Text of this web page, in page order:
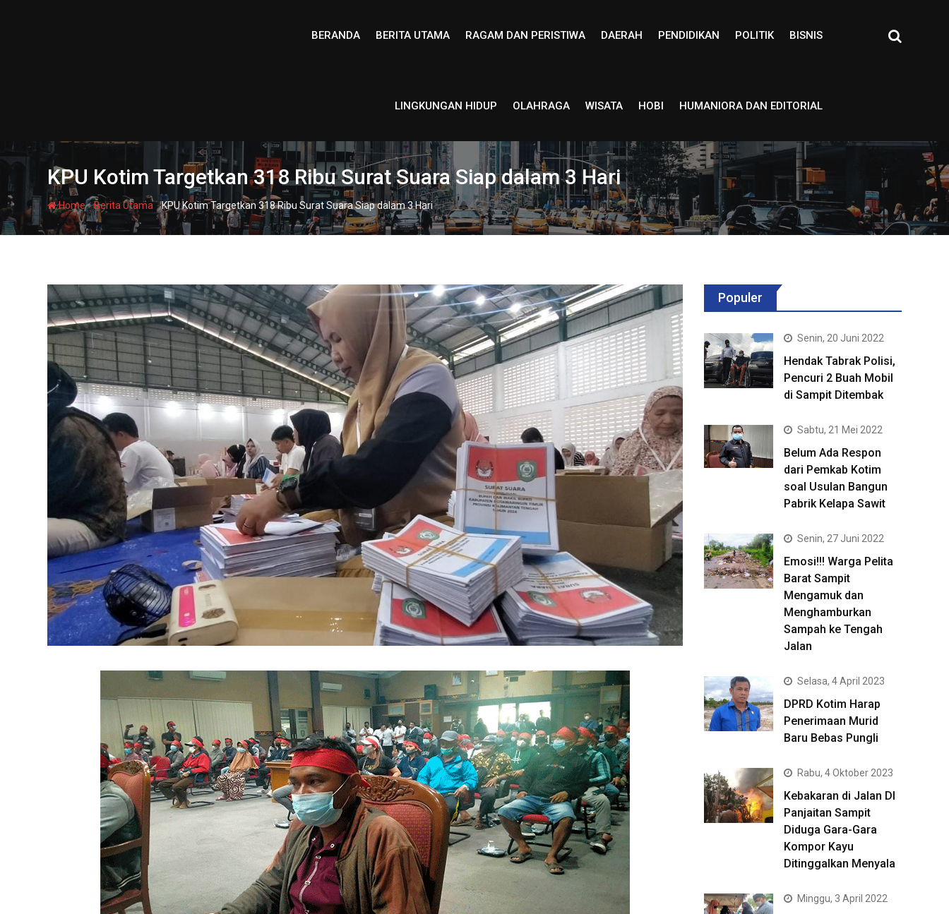
BERANDA BERITA UTAMA RAGAM DAN PERISTIWA DAERAH PENDIDIKAN POLITIK BISNIS
LINGKUNGAN HIDUP OLAHRAGA WISATA HOBI HUMANIORA DAN EDITORIAL
KPU Kotim Targetkan 318 Ribu Surat Suara Siap dalam 3 Hari
Home-Berita Utama-KPU Kotim Targetkan 318 Ribu Surat Suara Siap dalam 3 Hari
Populer
Senin, 20 Juni 2022
Hendak Tabrak Polisi,
Pencuri 2 Buah Mobil
di Sampit Ditembak
Sabtu, 21 Mei 2022
Belum Ada Respon
dari Pemkab Kotim
soal Usulan Bangun
Pabrik Kelapa Sawit
Senin, 27 Juni 2022
Emosi!!! Warga Pelita
Barat Sampit
Mengamuk dan
Menghamburkan
Sampah ke Tengah
Jalan
Selasa, 4 April 2023
DPRD Kotim Harap
Penerimaan Murid
Baru Bebas Pungli
Rabu, 4 Oktober 2023
Kebakaran di Jalan DI
Panjaitan Sampit
Diduga Gara-Gara
Kompor Kayu
Ditinggalkan Menyala
Minggu, 3 April 2022